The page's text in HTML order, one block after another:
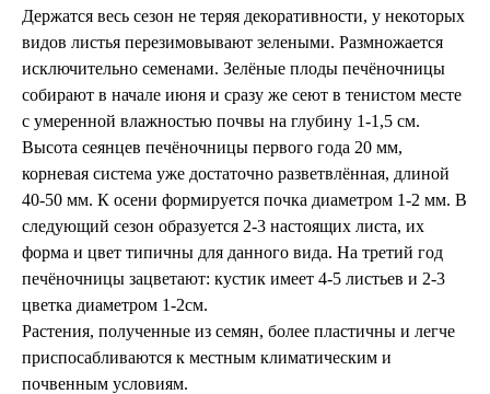
Держатся весь сезон не теряя декоративности, у некоторых
видов листья перезимовывают зелеными. Размножается
исключительно семенами. Зелёные плоды печёночницы
собирают в начале июня и сразу же сеют в тенистом месте
с умеренной влажностью почвы на глубину 1-1,5 см.
Высота сеянцев печёночницы первого года 20 мм,
корневая система уже достаточно разветвлённая, длиной
40-50 мм. К осени формируется почка диаметром 1-2 мм. В
следующий сезон образуется 2-3 настоящих листа, их
форма и цвет типичны для данного вида. На третий год
печёночницы зацветают: кустик имеет 4-5 листьев и 2-3
цветка диаметром 1-2см.
Растения, полученные из семян, более пластичны и легче
приспосабливаются к местным климатическим и
почвенным условиям.